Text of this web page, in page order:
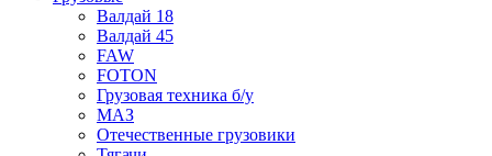
Валдай 18
Валдай 45
FAW
FOTON
Грузовая техника б/у
МАЗ
Отечественные грузовики